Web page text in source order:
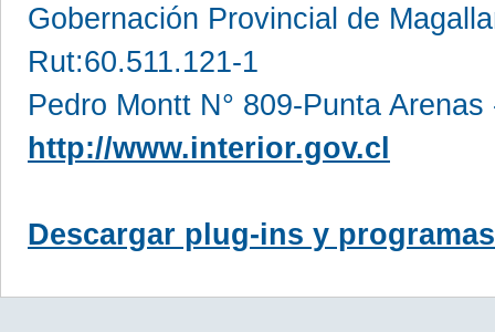
Gobernación Provincial de
Rut:60.511.121-1
Pedro Montt N° 809-Punta
http://www.interior.gov.cl
Descargar plug-ins y